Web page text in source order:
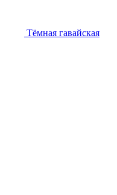
Тёмная гавайская